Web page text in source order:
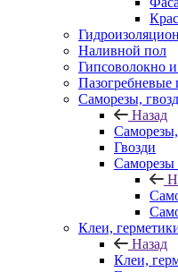
Наливной пол
Гипсоволокно
Саморезы,
Назад
Гвозди
Саморезы
Клеи,
Назад
Клеи,